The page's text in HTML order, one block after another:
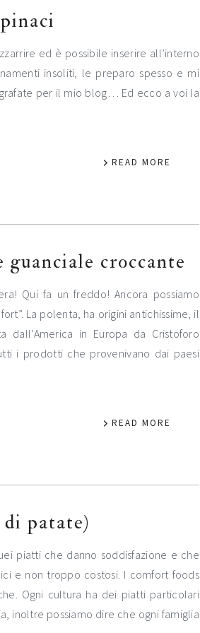
ed è possibile inserire all’interno
insoliti, le preparo spesso e mi
per il mio blog… Ed ecco a voi la
READ MORE
croccante
Qui fa un freddo! Ancora possiamo
La polenta, ha origini antichissime, il
in Europa da Cristoforo
i prodotti che provenivano dai paesi
READ MORE
patate)
piatti che danno soddisfazione e che
e non troppo costosi. I comfort foods
Ogni cultura ha dei piatti particolari
inoltre possiamo dire che ogni famiglia